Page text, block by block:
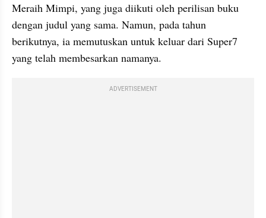
Meraih Mimpi, yang juga diikuti oleh perilisan buku
dengan judul yang sama. Namun, pada tahun
berikutnya, ia memutuskan untuk keluar dari Super7
yang telah membesarkan namanya.
ADVERTISEMENT